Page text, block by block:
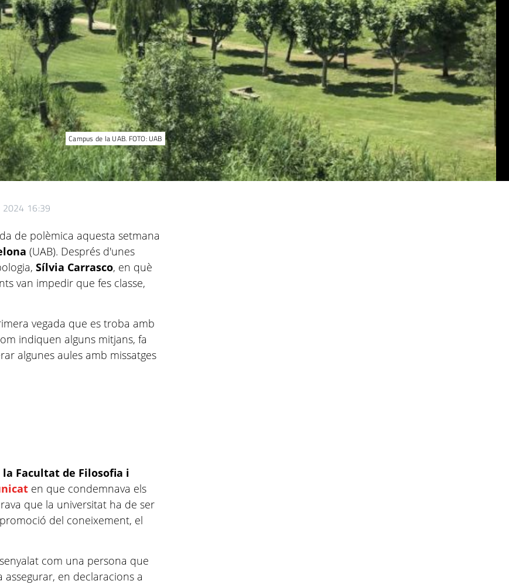
Campus de la UAB. FOTO: UAB
2024 16:39
de polèmica aquesta setmana
(UAB). Després d'unes
Sílvia Carrasco, en què
van impedir que fes classe,
vegada que es troba amb
indiquen alguns mitjans, fa
algunes aules amb missatges
la Facultat de Filosofia i
en que condemnava els
que la universitat ha de ser
del coneixement, el
com una persona que
assegurar, en declaracions a